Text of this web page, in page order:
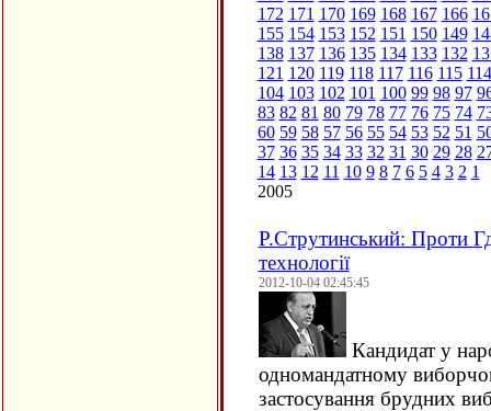
172 171 170 169 168 167 166
155 154 153 152 151 150 149
138 137 136 135 134 133 132
121 120 119 118 117 116 115 114
104 103 102 101 100 99 98 97
83 82 81 80 79 78 77 76 75 74
60 59 58 57 56 55 54 53 52 51
37 36 35 34 33 32 31 30 29 28
14 13 12 11 10 9 8 7 6 5 4 3 2 1
2005
Р.Струтинський: Проти
технології
2012-10-04 02:45:45
Кандидат у
одномандатному
застосування брудних